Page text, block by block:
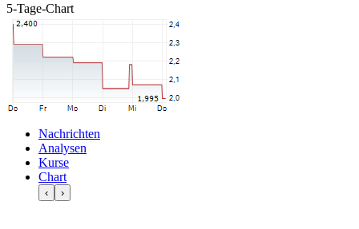
5-Tage-Chart
Nachrichten
Analysen
Kurse
Chart
‹ ›